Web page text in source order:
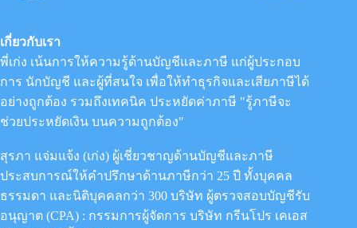
เกี่ยวกับเรา
พี่เก่ง เน้นการให้ความรู้ด้านบัญชีและภาษี แก่ผู้ประกอบ
การ นักบัญชี และผู้ที่สนใจ เพื่อให้ทำธุรกิจและเสียภาษีได้
อย่างถูกต้อง รวมถึงเทคนิค ประหยัดค่าภาษี "รู้ภาษีจะ
ช่วยประหยัดเงิน บนความถูกต้อง"
สุรภา แจ่มแจ้ง (เก่ง) ผู้เชี่ยวชาญด้านบัญชีและภาษี
ประสบการณ์ให้คำปรึกษาด้านภาษีกว่า 25 ปี ทั้งบุคคล
ธรรมดา และนิติบุคคลกว่า 300 บริษัท ผู้ตรวจสอบบัญชีรับ
อนุญาต (CPA) : กรรมการผู้จัดการ บริษัท กรีนโปร เคเอส